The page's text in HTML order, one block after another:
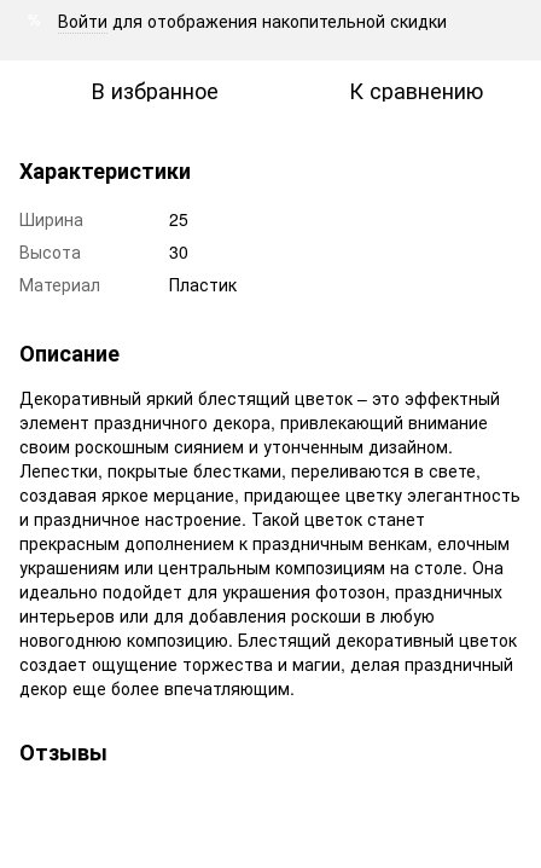
Войти для отображения накопительной скидки
В избранное К сравнению
Характеристики
Ширина
25
Высота
30
Материал
Пластик
Описание
Декоративный яркий блестящий цветок – это эффектный
элемент праздничного декора, привлекающий внимание
своим роскошным сиянием и утонченным дизайном.
Лепестки, покрытые блестками, переливаются в свете,
создавая яркое мерцание, придающее цветку элегантность
и праздничное настроение. Такой цветок станет
прекрасным дополнением к праздничным венкам, елочным
украшениям или центральным композициям на столе. Она
идеально подойдет для украшения фотозон, праздничных
интерьеров или для добавления роскоши в любую
новогоднюю композицию. Блестящий декоративный цветок
создает ощущение торжества и магии, делая праздничный
декор еще более впечатляющим.
Отзывы